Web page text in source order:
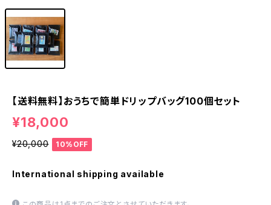
【送料無料】おうちで簡単ドリップバッグ100個セット
¥18,000
¥20,000 10%OFF
International shipping available